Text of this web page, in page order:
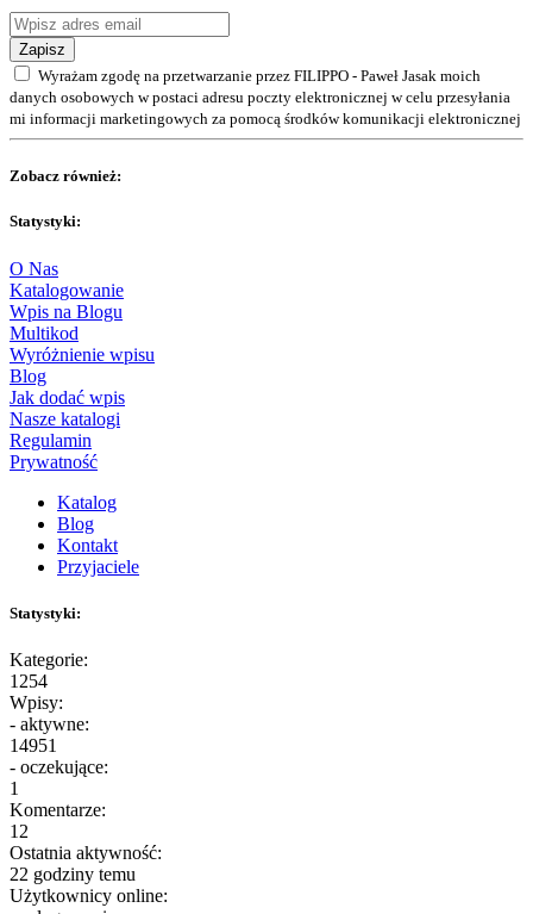
Zapisz
Wyrażam zgodę na przetwarzanie przez FILIPPO - Paweł Jasak moich
danych osobowych w postaci adresu poczty elektronicznej w celu przesyłania
mi informacji marketingowych za pomocą środków komunikacji elektronicznej
Zobacz również:
Statystyki:
O Nas
Katalogowanie
Wpis na Blogu
Multikod
Wyróżnienie wpisu
Blog
Jak dodać wpis
Nasze katalogi
Regulamin
Prywatność
Katalog
Blog
Kontakt
Przyjaciele
Statystyki:
Kategorie:
1254
Wpisy:
- aktywne:
14951
- oczekujące:
1
Komentarze:
12
Ostatnia aktywność:
22 godziny temu
Użytkownicy online: